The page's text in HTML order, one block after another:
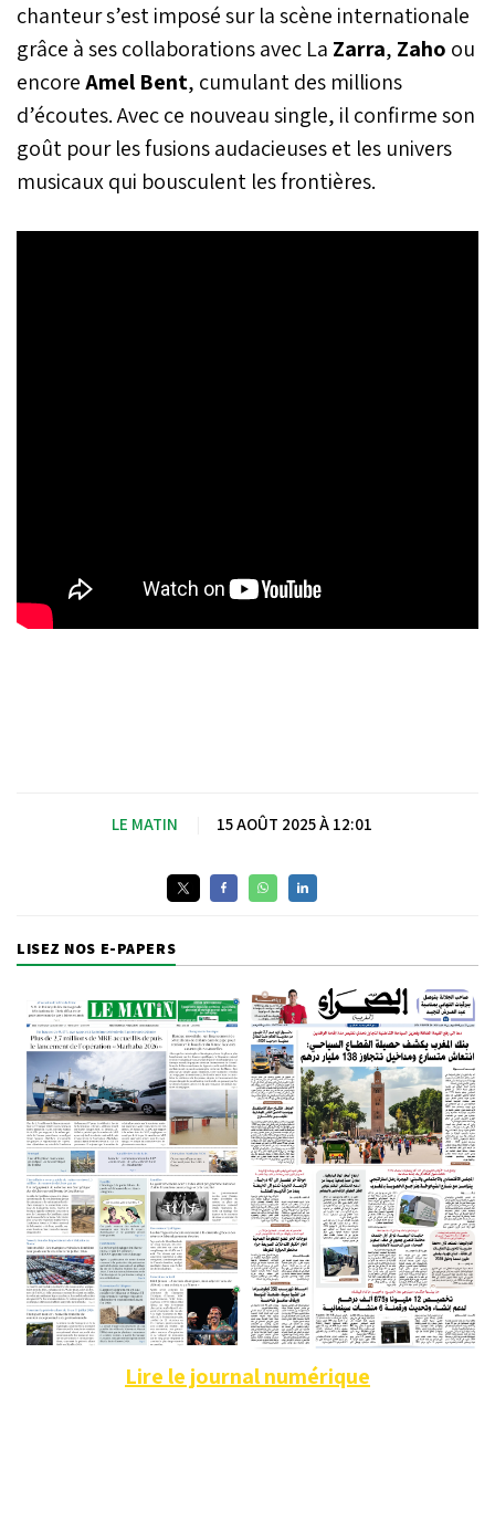
reproduite par les
Marocains aux quatre
chanteur s’est imposé sur la scène internationale
grâce à ses collaborations avec La Zarra, Zaho ou
encoreAmel Bent, cumulant des millions
d’écoutes. Avec ce nouveau single, il confirme son
goût pour les fusions audacieuses et les univers
musicaux qui bousculent les frontières.
LE MATIN 15 AOÛT 2025 À 12:01
LISEZ NOS E-PAPERS
Lire le journal numérique